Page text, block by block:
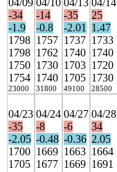
04/09
-34
-1.9
1798
1798
1750
1754
23000
04/10
-14
-0.8
1757
1762
1730
1740
31800
04/13
-35
-2.01
1737
1740
1703
1705
49100
04/14
25
1.47
1733
1740
1720
1730
28500
04/23
-35
-2.05
1700
1705
04/24
-8
-0.48
1669
1677
04/27
-6
-0.36
1663
1669
04/28
34
2.05
1664
1691